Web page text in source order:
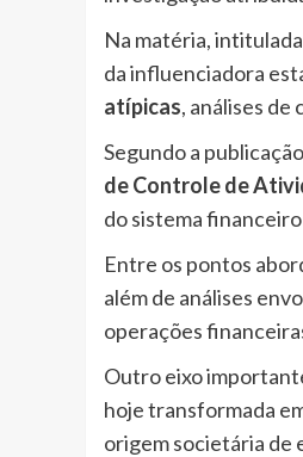
Na matéria, intitulada
da influenciadora
atípicas, análises
Segundo a
de Controle de
do sistema
Entre os pontos
além de análises
operações
Outro eixo
hoje transformada
origem societária de